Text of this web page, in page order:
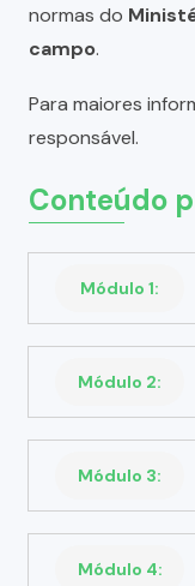
normas do
campo.
Para maiores
responsável.
Conteúdo
Módulo 1:
Módulo 2:
Módulo 3:
Módulo 4: